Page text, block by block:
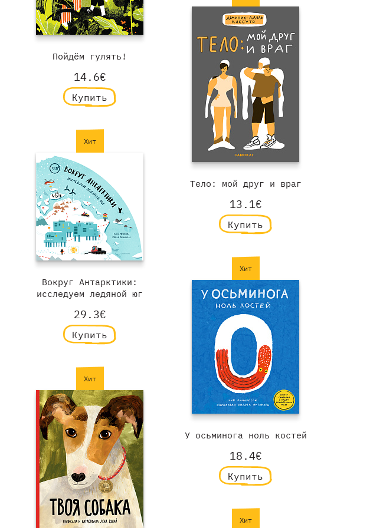
Пойдём гулять!
14.6€
Купить
Тело: мой друг и враг
13.1€
Купить
Хит
Вокруг Антарктики:
исследуем ледяной юг
29.3€
Купить
Хит
У осьминога ноль костей
18.4€
Купить
Хит
Хит